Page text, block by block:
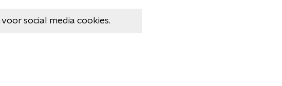
voor social media cookies.